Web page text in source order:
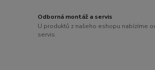
Odborná montáž a servis
U produktů z našeho eshopu nabízíme
servis.